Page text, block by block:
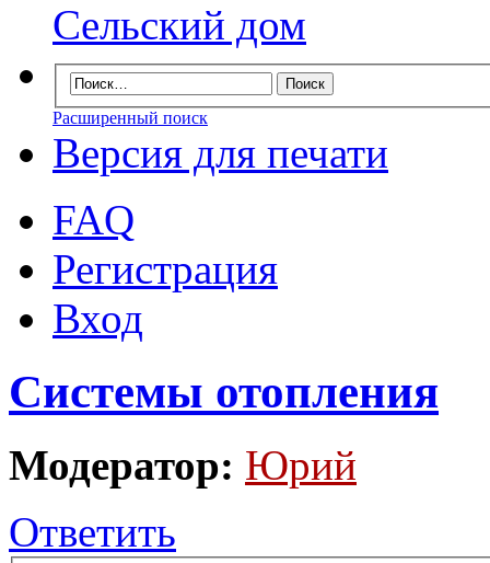
Сельский дом
Расширенный поиск
Версия для печати
FAQ
Регистрация
Вход
Системы отопления
Модератор: Юрий
Ответить